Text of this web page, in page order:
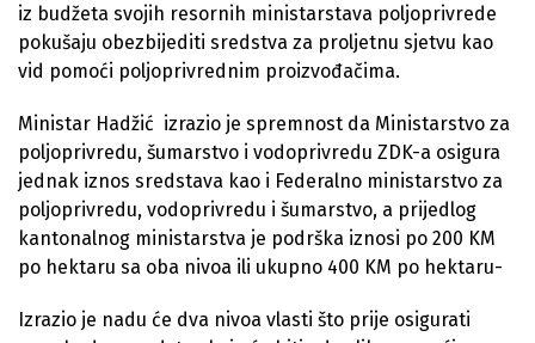
iz budžeta svojih resornih ministarstava poljoprivrede
pokušaju obezbijediti sredstva za proljetnu sjetvu kao
vid pomoći poljoprivrednim proizvođačima.
Ministar Hadžić izrazio je spremnost da Ministarstvo za
poljoprivredu, šumarstvo i vodoprivredu ZDK-a osigura
jednak iznos sredstava kao i Federalno ministarstvo za
poljoprivredu, vodoprivredu i šumarstvo, a prijedlog
kantonalnog ministarstva je podrška iznosi po 200 KM
po hektaru sa oba nivoa ili ukupno 400 KM po hektaru-
Izrazio je nadu će dva nivoa vlasti što prije osigurati